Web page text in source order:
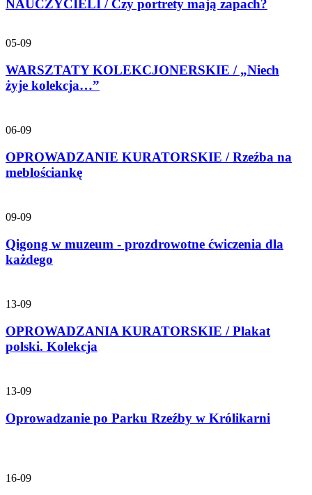
NAUCZYCIELI / Czy portrety mają zapach?
05-09
WARSZTATY KOLEKCJONERSKIE / „Niech
żyje kolekcja…”
06-09
OPROWADZANIE KURATORSKIE / Rzeźba na
meblościankę
09-09
Qigong w muzeum - prozdrowotne ćwiczenia dla
każdego
13-09
OPROWADZANIA KURATORSKIE / Plakat
polski. Kolekcja
13-09
Oprowadzanie po Parku Rzeźby w Królikarni
16-09